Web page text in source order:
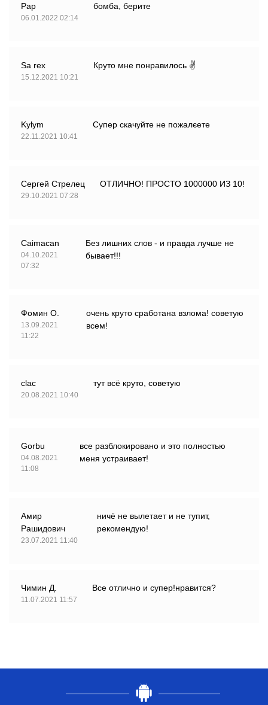
Pap
06.01.2022 02:14
бомба, берите
Sa rex
15.12.2021 10:21
Круто мне понравилось ✌️
Kylym
22.11.2021 10:41
Супер скачуйте не пожалєете
Сергей Стрелец
29.10.2021 07:28
ОТЛИЧНО! ПРОСТО 1000000 ИЗ 10!
Caimacan
04.10.2021
07:32
Без лишних слов - и правда лучше не
бывает!!!
Фомин О.
13.09.2021
11:22
очень круто сработана взлома! советую
всем!
clac
20.08.2021 10:40
тут всё круто, советую
Gorbu
04.08.2021
11:08
все разблокировано и это полностью
меня устраивает!
Амир
Рашидович
23.07.2021 11:40
ничё не вылетает и не тупит,
рекомендую!
Чимин Д.
11.07.2021 11:57
Все отлично и супер!нравится?